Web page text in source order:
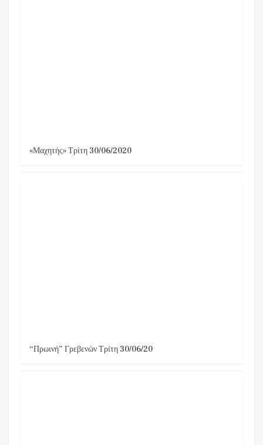
«Μαχητής» Τρίτη 30/06/2020
“Πρωινή” Γρεβενών Τρίτη 30/06/20